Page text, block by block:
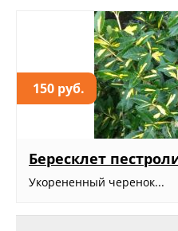
150 руб.
Бересклет
Укорененный черенок...